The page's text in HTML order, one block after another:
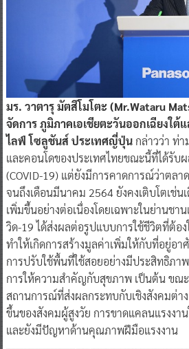
มร. วาตารุ มัตสึโมโตะ (Mr.Wataru
จัดการ ภูมิภาคเอเชียตะวันออกเฉียงใต้
ไลฟ์ โซลูชันส์ ประเทศญี่ปุ่นกล่าวว่า ท่า
และคอนโดของประเทศไทยขณะนี้ที่ได้รับ
(COVID-19) แต่ยังมีการคาดการณ์ว่าตลา
จนถึงเดือนมีนาคม 2564 ยังคงเติบโตเช่น
เพิ่มขึ้นอย่างต่อเนื่องโดยเฉพาะในย่านชา
วิด-19 ได้ส่งผลต่อรูปแบบการใช้ชีวิตที่ต้อ
ทำให้เกิดการสร้างมูลค่าเพิ่มให้กับที่อยู่อ
การปรับใช้พื้นที่ใช้สอยอย่างมีประสิทธิภา
การให้ความสำคัญกับสุขภาพ เป็นต้น ขณ
สถานการณ์ที่ส่งผลกระทบกับเชิงสังคมต่า
ขึ้นของสังคมผู้สูงวัย การขาดแคลนแรงงา
และยังมีปัญหาด้านคุณภาพฝีมือแรงงาน